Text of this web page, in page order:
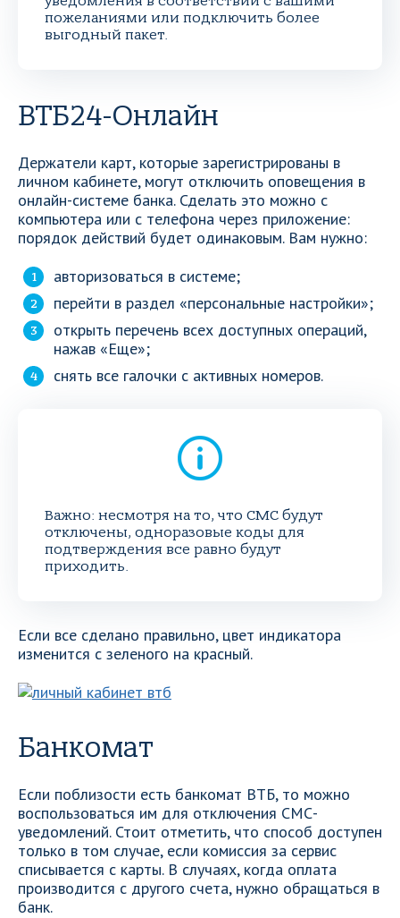
пожеланиями или подключить более
выгодный пакет.
ВТБ24-Онлайн
Держатели карт, которые зарегистрированы в
личном кабинете, могут отключить оповещения в
онлайн-системе банка. Сделать это можно с
компьютера или с телефона через приложение:
порядок действий будет одинаковым. Вам нужно:
авторизоваться в системе;
перейти в раздел «персональные настройки»;
открыть перечень всех доступных операций,
нажав «Еще»;
снять все галочки с активных номеров.
Важно: несмотря на то, что СМС будут
отключены, одноразовые коды для
подтверждения все равно будут
приходить.
Если все сделано правильно, цвет индикатора
изменится с зеленого на красный.
Банкомат
Если поблизости есть банкомат ВТБ, то можно
воспользоваться им для отключения СМС-
уведомлений. Стоит отметить, что способ доступен
только в том случае, если комиссия за сервис
списывается с карты. В случаях, когда оплата
производится с другого счета, нужно обращаться в
банк.